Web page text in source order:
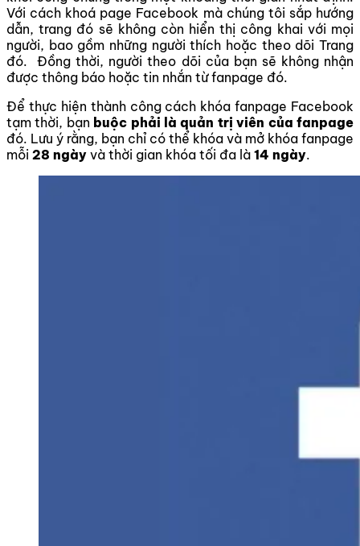
Với cách khoá page Facebook mà chúng tôi sắp hướng
dẫn, trang đó sẽ không còn hiển thị công khai với mọi
người, bao gồm những người thích hoặc theo dõi Trang
đó. Đồng thời, người theo dõi của bạn sẽ không nhận
được thông báo hoặc tin nhắn từ fanpage đó.
Để thực hiện thành công cách khóa fanpage Facebook
tạm thời, bạn buộc phải là quản trị viên của fanpage
đó. Lưu ý rằng, bạn chỉ có thể khóa và mở khóa fanpage
mỗi 28 ngày và thời gian khóa tối đa là 14 ngày.